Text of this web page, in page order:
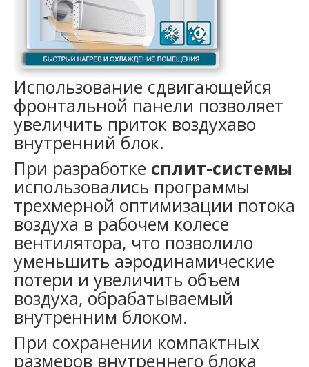
Использование сдвигающейся
фронтальной панели позволяет
увеличить приток воздухаво
внутренний блок.
При разработке сплит-системы
использовались программы
трехмерной оптимизации потока
воздуха в рабочем колесе
вентилятора, что позволило
уменьшить аэродинамические
потери и увеличить объем
воздуха, обрабатываемый
внутренним блоком.
При сохранении компактных
размеров внутреннего блока